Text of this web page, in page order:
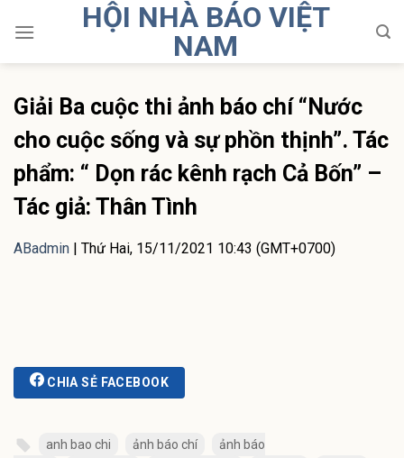
HỘI NHÀ BÁO VIỆT
NAM
Giải Ba cuộc thi ảnh báo chí “Nước
cho cuộc sống và sự phồn thịnh”. Tác
phẩm: “ Dọn rác kênh rạch Cả Bốn” –
Tác giả: Thân Tình
ABadmin | Thứ Hai, 15/11/2021 10:43 (GMT+0700)
CHIA SẺ FACEBOOK
anh bao chi ảnh báo chí
ảnh báo